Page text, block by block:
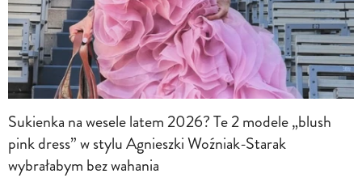
Sukienka na wesele latem 2026? Te 2 modele „blush
pink dress” w stylu Agnieszki Woźniak-Starak
wybrałabym bez wahania